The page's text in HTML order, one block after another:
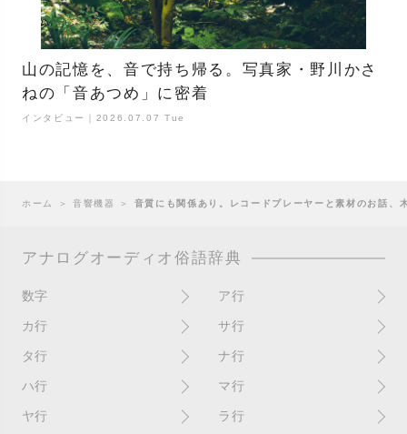
山の記憶を、音で持ち帰る。写真家・野川かさ
ねの「音あつめ」に密着
インタビュー｜2026.07.07 Tue
ホーム ＞ 音響機器 ＞ 音質にも関係あり。レコードプレーヤーと素材のお話
アナログオーディオ俗語辞典
数字
10インチ
4チャンネル
ア行
RPM(33,45)
赤盤
アセテート盤
EPアダプター
カ行
書き込み
歌詞記載ジャケット
ガチャ盤
サ行
サイン
CDJ
シールド盤
タ行
ターンテーブル
ダイナフレックス
ナ行
2枚使い
ン）
ハ行
ハウリング
マ行
マスターテンポ
ヤ行 ラ行